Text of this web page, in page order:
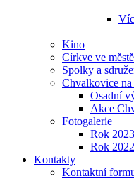
Kino
Církve ve městě
Spolky a
Chvalkovice na
Osadní
Akce
Fotogalerie
Rok 2023
Rok 2022
Kontakty
Kontaktní